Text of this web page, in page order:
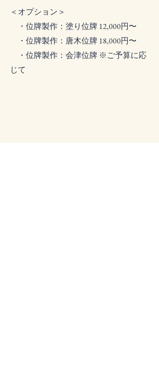
＜オプション＞
・位牌製作：塗り位牌 12,000円〜​
・位牌製作：唐木位牌 18,000円〜
・位牌製作：会津位牌 ※ご予算に応
じて